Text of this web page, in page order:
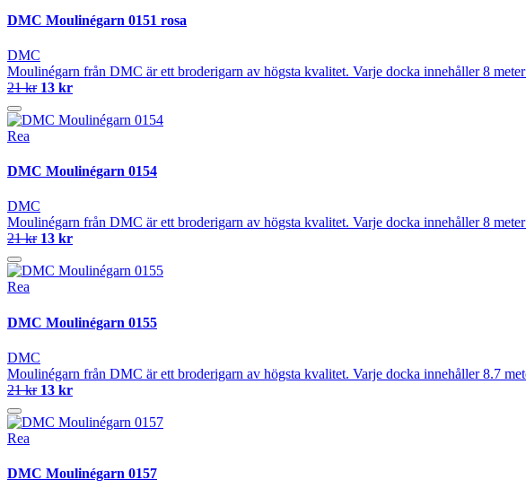
DMC Moulinégarn 0151 rosa
DMC
Moulinégarn från DMC är ett broderigarn av högsta kvalitet. Varje docka innehåller 8
21 kr 13 kr
Rea
DMC Moulinégarn 0154
DMC
Moulinégarn från DMC är ett broderigarn av högsta kvalitet. Varje docka innehåller 8
21 kr 13 kr
Rea
DMC Moulinégarn 0155
DMC
Moulinégarn från DMC är ett broderigarn av högsta kvalitet. Varje docka innehåller 8.7
21 kr 13 kr
Rea
DMC Moulinégarn 0157